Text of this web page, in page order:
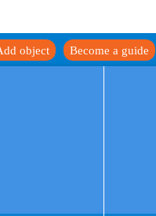
Become a guide
object